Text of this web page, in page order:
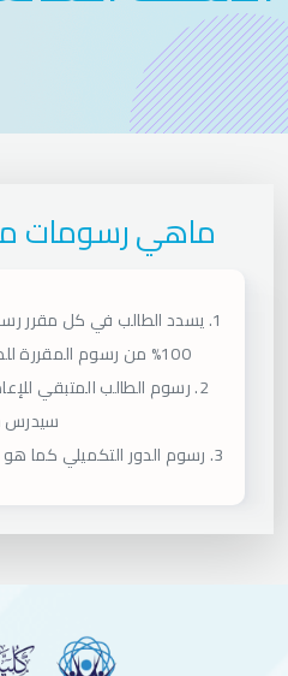
ماهي رسومات
1. يسدد الطالب في كل مقرر
100% من رسوم المقررة للدفعة التي سيدرس معها.
2. رسوم الطالب المتبقي
سيدرس
3. رسوم الدور التكميلي كما هو موضح باللائحة المالية للكلية .